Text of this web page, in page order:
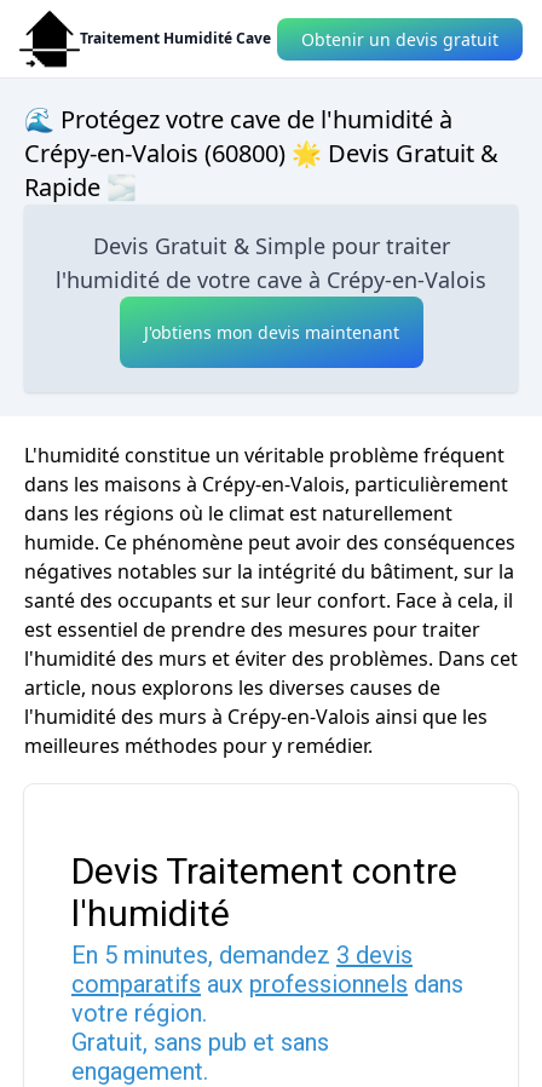
Traitement Humidité Cave Obtenir un devis gratuit
🌊 Protégez votre cave de l'humidité à
Crépy-en-Valois (60800) 🌟 Devis Gratuit &
Rapide 🌫
Devis Gratuit & Simple pour traiter
l'humidité de votre cave à Crépy-en-Valois
J'obtiens mon devis maintenant
L'humidité constitue un véritable problème fréquent
dans les maisons à Crépy-en-Valois, particulièrement
dans les régions où le climat est naturellement
humide. Ce phénomène peut avoir des conséquences
négatives notables sur la intégrité du bâtiment, sur la
santé des occupants et sur leur confort. Face à cela, il
est essentiel de prendre des mesures pour traiter
l'humidité des murs et éviter des problèmes. Dans cet
article, nous explorons les diverses causes de
l'humidité des murs à Crépy-en-Valois ainsi que les
meilleures méthodes pour y remédier.
Devis Traitement contre
l'humidité
En 5 minutes, demandez 3 devis
comparatifs aux professionnels dans
votre région.
Gratuit, sans pub et sans
engagement.